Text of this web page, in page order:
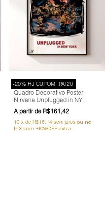
-20% HJ CUPOM: PAI20
Quadro Decorativo Poster
Nirvana Unplugged in NY
R$161,42
10 x de R$16,14 sem juros